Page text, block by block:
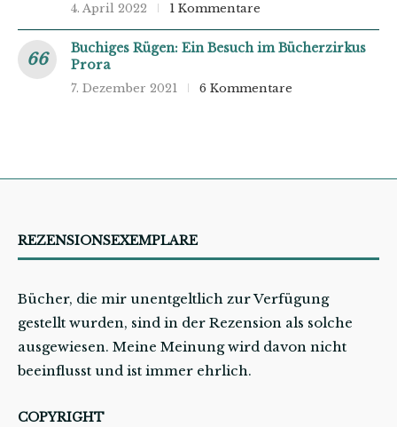
4. April 2022 1 Kommentare
Buchiges Rügen: Ein Besuch im Bücherzirkus
Prora
7. Dezember 2021 6 Kommentare
REZENSIONSEXEMPLARE
Bücher, die mir unentgeltlich zur Verfügung
gestellt wurden, sind in der Rezension als solche
ausgewiesen. Meine Meinung wird davon nicht
beeinflusst und ist immer ehrlich.
COPYRIGHT